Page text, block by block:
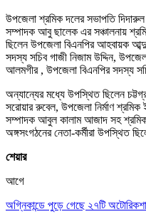
‎উপজেলা শ্রমিক দলের সভাপতি
সম্পাদক আবু ছালেক এর সঞ্চালনায়
ছিলেন উপজেলা বিএনপির আহবায়ক
সদস্য সচিব গাজী নিজাম উদ্দিন,
আলমগীর , উপজেলা বিএনপির সদস্য
অন্যান্যের মধ্যে উপস্থিত ছিলেন
সরোয়ার রুবেল, উপজেলা নির্মাণ শ্রমিক
সম্পাদক আবুল কালাম আজাদ সহ
অঙ্গসংগঠনের নেতা-কর্মীরা উপস্থিত
শেয়ার
আগে
অগ্নিকান্ডে পুড়ে গেছে ২৭টি অটোরিকশা